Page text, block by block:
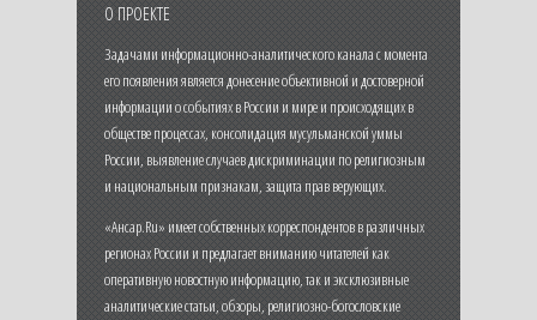
О ПРОЕКТЕ
Задачами информационно-аналитического канала с момента
его появления является донесение объективной и достоверной
информации о событиях в России и мире и происходящих в
обществе процессах, консолидация мусульманской уммы
России, выявление случаев дискриминации по религиозным
и национальным признакам, защита прав верующих.
«Ансар.Ru» имеет собственных корреспондентов в различных
регионах России и предлагает вниманию читателей как
оперативную новостную информацию, так и эксклюзивные
аналитические статьи, обзоры, религиозно-богословские